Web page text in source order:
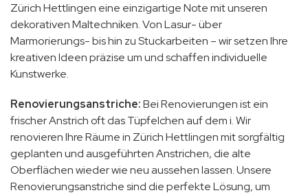
Zürich Hettlingen eine einzigartige Note mit unseren
dekorativen Maltechniken. Von Lasur- über
Marmorierungs- bis hin zu Stuckarbeiten – wir setzen Ihre
kreativen Ideen präzise um und schaffen individuelle
Kunstwerke.
Renovierungsanstriche:Bei Renovierungen ist ein
frischer Anstrich oft das Tüpfelchen auf dem i. Wir
renovieren Ihre Räume in Zürich Hettlingen mit sorgfältig
geplanten und ausgeführten Anstrichen, die alte
Oberflächen wieder wie neu aussehen lassen. Unsere
Renovierungsanstriche sind die perfekte Lösung, um